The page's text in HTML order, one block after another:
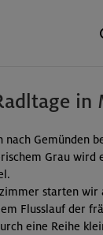
Gemünden
Grau wird
starten
Flusslauf der
eine Reihe